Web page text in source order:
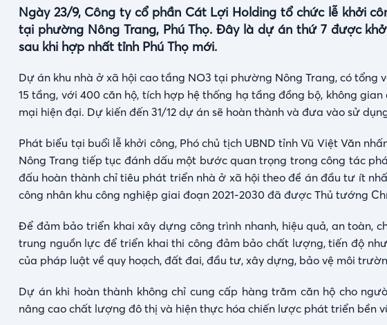
Ngày 23/9, Công ty cổ phần Cát Lợi Holding tổ chức lễ khởi
tại phường Nông Trang, Phú Thọ. Đây là dự án thứ 7 được
sau khi hợp nhất tỉnh Phú Thọ mới.
Dự án khu nhà ở xã hội cao tầng NO3 tại phường Nông Trang, có tổng
15 tầng, với 400 căn hộ, tích hợp hệ thống hạ tầng đồng bộ, không
mại hiện đại. Dự kiến đến 31/12 dự án sẽ hoàn thành và đưa vào sử
Phát biểu tại buổi lễ khởi công, Phó chủ tịch UBND tỉnh Vũ Việt Văn
Nông Trang tiếp tục đánh dấu một bước quan trọng trong công tác
đấu hoàn thành chỉ tiêu phát triển nhà ở xã hội theo đề án đầu tư ít
công nhân khu công nghiệp giai đoạn 2021-2030 đã được Thủ tướng
Để đảm bảo triển khai xây dựng công trình nhanh, hiệu quả, an toàn,
trung nguồn lực để triển khai thi công đảm bảo chất lượng, tiến độ
của pháp luật về quy hoạch, đất đai, đầu tư, xây dựng, bảo vệ môi
Dự án khi hoàn thành không chỉ cung cấp hàng trăm căn hộ cho
nâng cao chất lượng đô thị và hiện thực hóa chiến lược phát triển bền